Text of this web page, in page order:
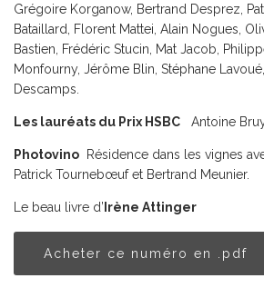
Grégoire Korganow, Bertrand Desprez,
Bataillard, Florent Mattei, Alain Nogues,
Bastien, Frédéric Stucin, Mat Jacob,
Monfourny, Jérôme Blin, Stéphane
Descamps.
Les lauréats du Prix HSBC Antoine
Photovino Résidence dans les vignes
Patrick Tournebœuf et Bertrand Meunier.
Le beau livre d’ Irène Attinger
Acheter ce numéro en .pdf